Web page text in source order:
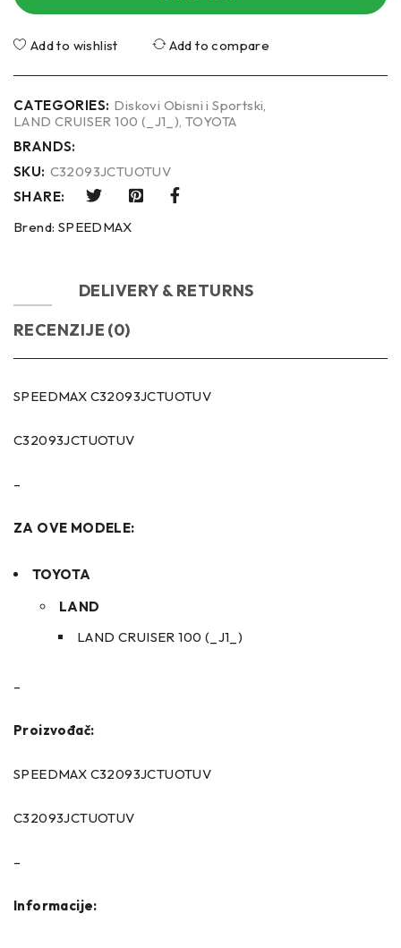
Add to wishlist Add to compare
CATEGORIES: Diskovi Obisni i Sportski,
LAND CRUISER 100 (_J1_),TOYOTA
BRANDS:
SKU: C32093JCTUOTUV
SHARE:
Brend: SPEEDMAX
DELIVERY & RETURNS
RECENZIJE (0)
SPEEDMAX C32093JCTUOTUV
C32093JCTUOTUV
–
ZA OVE MODELE:
TOYOTA
LAND
LAND CRUISER 100 (_J1_)
–
Proizvođač:
SPEEDMAX C32093JCTUOTUV
C32093JCTUOTUV
–
Informacije: